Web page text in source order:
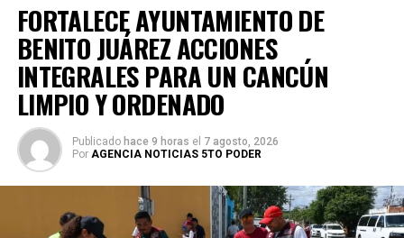
FORTALECE AYUNTAMIENTO DE
BENITO JUÁREZ ACCIONES
INTEGRALES PARA UN CANCÚN
LIMPIO Y ORDENADO
Publicado hace 9 horas el 7 agosto, 2026
Por AGENCIA NOTICIAS 5TO PODER